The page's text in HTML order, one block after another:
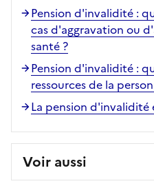
Pension d'invalidité :
cas d'aggravation ou
santé ?
Pension d'invalidité :
ressources de la
La pension d'invalidité
Voir aussi